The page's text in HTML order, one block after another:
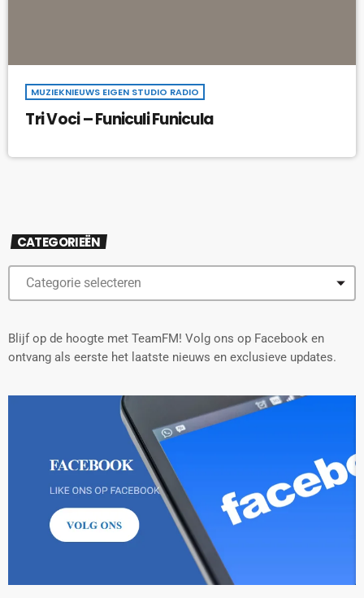
MUZIEKNIEUWS EIGEN STUDIO RADIO
Tri Voci – Funiculi Funicula
CATEGORIEËN
Blijf op de hoogte met TeamFM! Volg ons op Facebook en
ontvang als eerste het laatste nieuws en exclusieve updates.